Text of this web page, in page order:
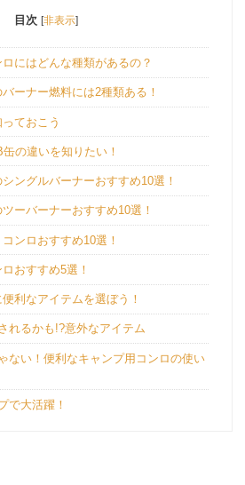
目次 [非表示]
にはどんな種類があるの？
ーナー燃料には2種類ある！
ておこう
の違いを知りたい！
ングルバーナーおすすめ10選！
ーバーナーおすすめ10選！
ンロおすすめ10選！
おすすめ5選！
利なアイテムを選ぼう！
れるかも!?意外なアイテム
ない！便利なキャンプ用コンロの使い
で大活躍！